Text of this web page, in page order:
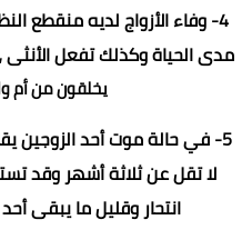
4- وفاء الأزواج لديه منقطع
مدى الحياة وكذلك تفعل الأنثى
يخلقون من أم
5- في حالة موت أحد الزوجين
لا تقل عن ثلاثة أشهر وقد
انتحار وقليل ما يبقى